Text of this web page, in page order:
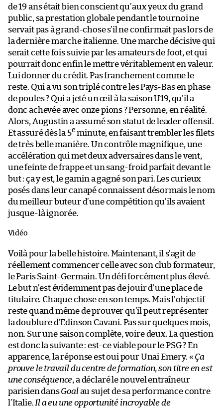
de 19 ans était bien conscient qu’aux yeux du grand
public, sa prestation globale pendant le tournoi ne
servait pas à grand-chose s’il ne confirmait pas lors de
la dernière marche italienne. Une marche décisive qui
serait cette fois suivie par les amateurs de foot, et qui
pourrait donc enfin le mettre véritablement en valeur.
Lui donner du crédit. Pas franchement comme le
reste. Qui a vu son triplé contre les Pays-Bas en phase
de poules ? Qui a jeté un œil à la saison U19, qu’il a
donc achevée avec onze pions ? Personne, en réalité.
Alors, Augustin a assumé son statut de leader offensif.
Et assuré dès la 5e minute, en faisant trembler les filets
de très belle manière. Un contrôle magnifique, une
accélération qui met deux adversaires dans le vent,
une feinte de frappe et un sang-froid parfait devant le
but : ça y est, le gamin a gagné son pari. Les curieux
posés dans leur canapé connaissent désormais le nom
du meilleur buteur d’une compétition qu’ils avaient
jusque-là ignorée.
Vidéo
Voilà pour la belle histoire. Maintenant, il s’agit de
réellement commencer celle avec son club formateur,
le Paris Saint-Germain. Un défi forcément plus élevé.
Le but n’est évidemment pas de jouir d’une place de
titulaire. Chaque chose en son temps. Mais l’objectif
reste quand même de prouver qu’il peut représenter
la doublure d’Edinson Cavani. Pas sur quelques mois,
non. Sur une saison complète, voire deux. La question
est donc la suivante : est-ce viable pour le PSG ? En
apparence, la réponse est oui pour Unai Emery. « Ça
prouve le travail du centre de formation, son titre en est
une conséquence, a déclaré le nouvel entraîneur
parisien dansGoalau sujet de sa performance contre
l’Italie. Il a eu une opportunité incroyable de